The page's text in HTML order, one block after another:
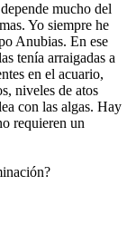
mucho del
Yo siempre he
Anubias. En ese
tenía arraigadas a
en el acuario,
niveles de atos
con las algas. Hay
requieren un